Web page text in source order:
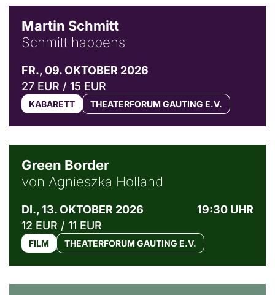
Martin Schmitt
Schmitt happens
FR., 09. OKTOBER 2026
27 EUR / 15 EUR
KABARETT THEATERFORUM GAUTING E.V.
Green Border
von Agnieszka Holland
DI., 13. OKTOBER 2026
19:30 UHR
12 EUR / 11 EUR
FILM THEATERFORUM GAUTING E.V.